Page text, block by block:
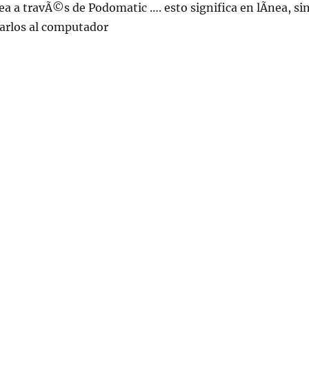
a travÃ©s de Podomatic …. esto significa en lÃ­nea,
al computador